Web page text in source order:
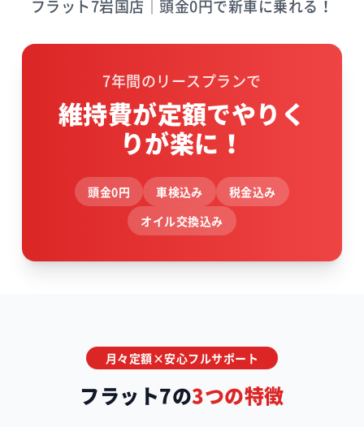
フラット7岩国店｜頭金0円で新車に乗れる！
7年間のリースプランで
維持費が定額でやりく
りが楽に！
頭金0円 車検込み
税金込み
オイル交換込み
月々定額×安心フルサポート
フラット7の3つの特徴